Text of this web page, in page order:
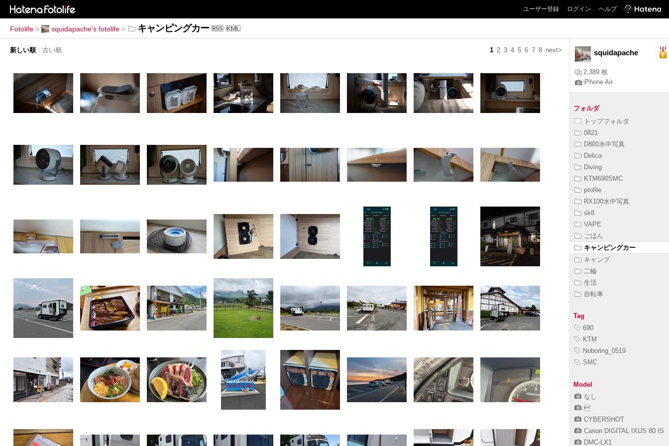
ユーザー登録 ログイン ヘルプ
Fotolife > squidapache's fotolife > キャンピングカー
1 2 3 4 5 6 7 8 next>
新しい順 古い順 squidapache
2,389 枚
iPhone Air
フォルダ
トップフォルダ
0821
D800水中写真
Delica
Diving
KTM690SMC
profile
RX100水中写真
sk8
VAPE
ごはん
キャンピングカー
キャンプ
二輪
生活
自転車
Tag
690
KTM
Noboring_0519
SMC
Model
なし

CYBERSHOT
Canon DIGITAL IXUS 80 IS
DMC-LX1